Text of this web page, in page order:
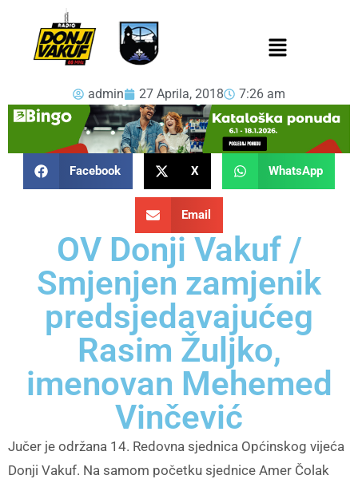
admin 27 Aprila, 2018 7:26 am
Facebook X WhatsApp
Email
OV Donji Vakuf /
Smjenjen zamjenik
predsjedavajućeg
Rasim Žuljko,
imenovan Mehemed
Vinčević
Jučer je održana 14. Redovna sjednica Općinskog vijeća
Donji Vakuf. Na samom početku sjednice Amer Čolak